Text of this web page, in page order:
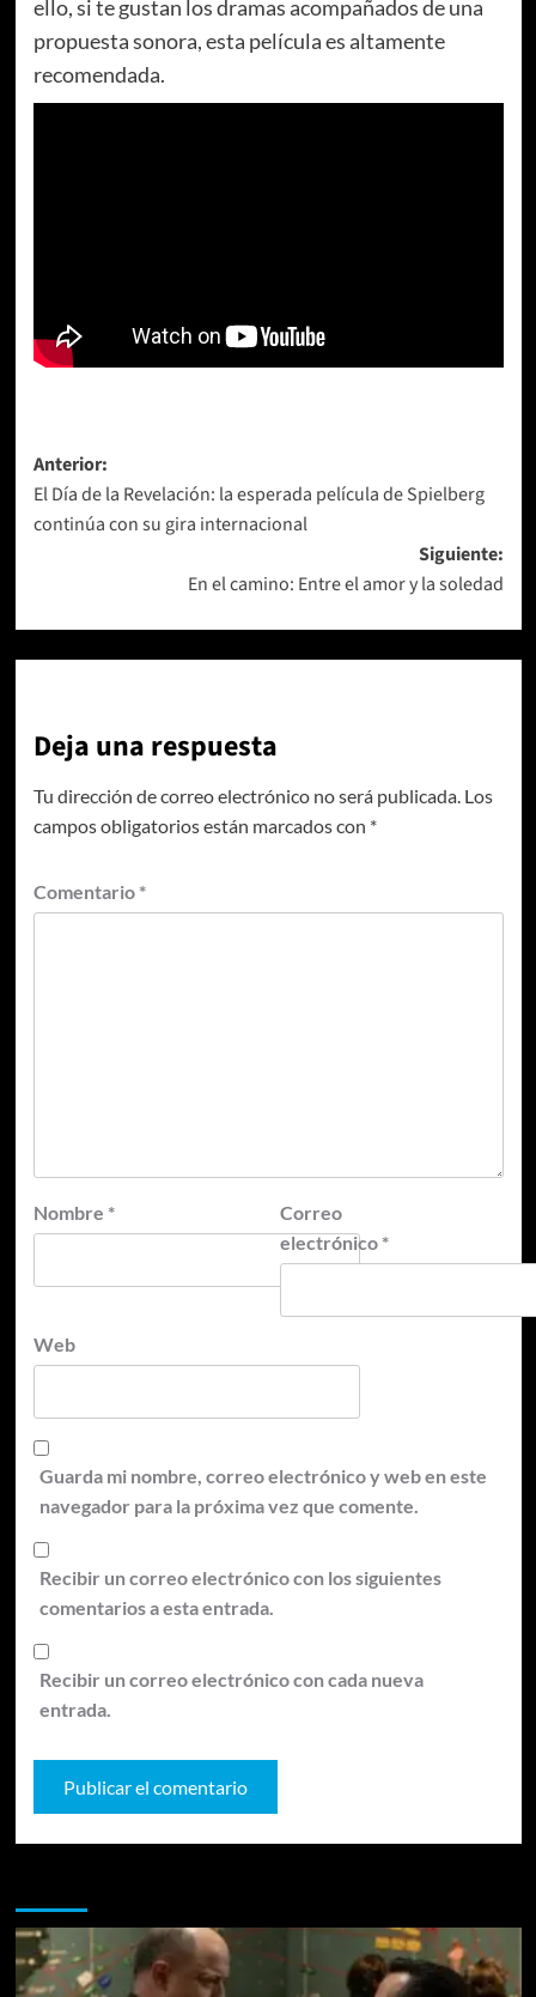
ello, si te gustan los dramas acompañados de una
propuesta sonora, esta película es altamente
recomendada.
Navegación
de
entradas
Anterior:
El Día de la Revelación: la esperada película de Spielberg
continúa con su gira internacional
Siguiente:
En el camino: Entre el amor y la soledad
Deja una respuesta
Tu dirección de correo electrónico no será publicada. Los
campos obligatorios están marcados con *
Comentario *
Nombre *
Correo
electrónico *
Web
Guarda mi nombre, correo electrónico y web en este
navegador para la próxima vez que comente.
Recibir un correo electrónico con los siguientes
comentarios a esta entrada.
Recibir un correo electrónico con cada nueva
entrada.